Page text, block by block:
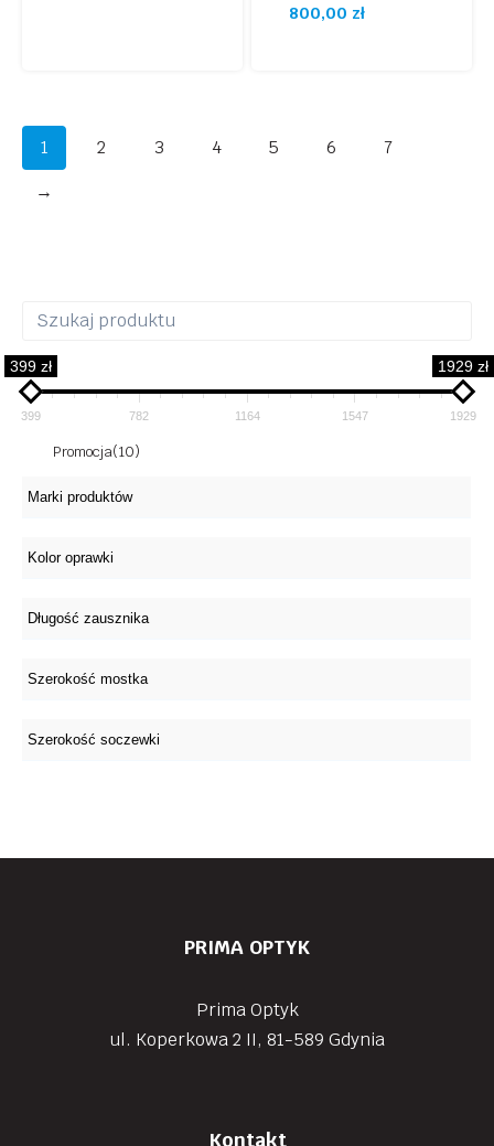
800,00 złAktualna
1 2 3 4 5 6
7
→
399 zł 1929 zł
399 782 1164 1547 1929
Promocja(10)
PRIMA OPTYK
Prima Optyk
ul. Koperkowa 2 II, 81-589 Gdynia
Kontakt